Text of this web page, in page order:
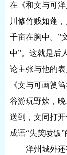
在《和文与可
川修竹贱如蓬
千亩在胸中。”
中”。这就是后
论主张与他的
《文与可画筼
谷游玩野炊，
送到，文同打
成语“失笑喷饭”
洋州城外